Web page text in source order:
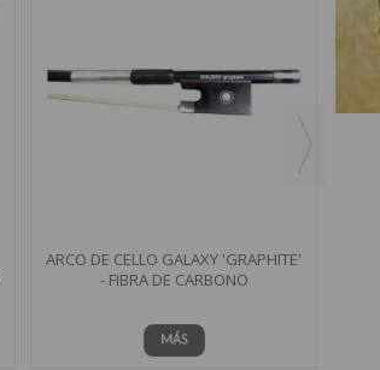
ARCO DE CELLO GALAXY 'GRAPHITE'
- FIBRA DE CARBONO
MÁS